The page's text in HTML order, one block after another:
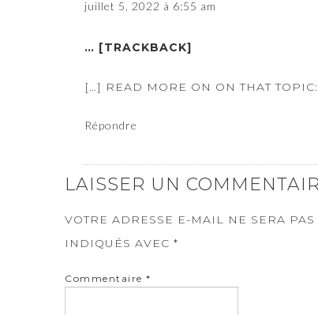
juillet 5, 2022 à 6:55 am
… [TRACKBACK]
[…] READ MORE ON ON THAT
Répondre
LAISSER UN
VOTRE ADRESSE E-MAIL NE SERA
INDIQUÉS AVEC *
Commentaire *